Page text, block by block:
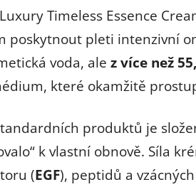
Luxury Timeless Essence
poskytnout pleti intenzivní
voda, ale z více než
které okamžitě
produktů je
k vlastní obnově. Síla
(EGF), peptidů a